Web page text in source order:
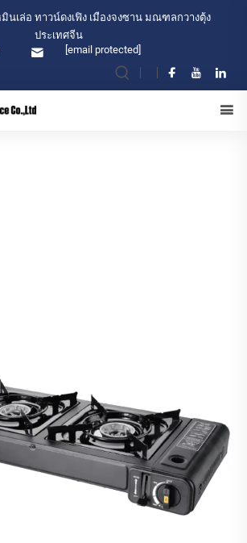
นเล่อ ทาวน์ดงเฟิง เมืองจงซาน มณฑลกวางตุ้ง
ประเทศจีน
[email protected]